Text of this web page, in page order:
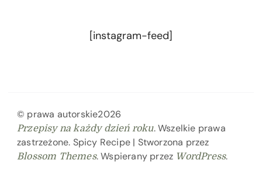
[instagram-feed]
© prawa autorskie2026
Przepisy na każdy dzień roku. Wszelkie prawa
zastrzeżone. Spicy Recipe | Stworzona przez
Blossom Themes. Wspierany przez WordPress.